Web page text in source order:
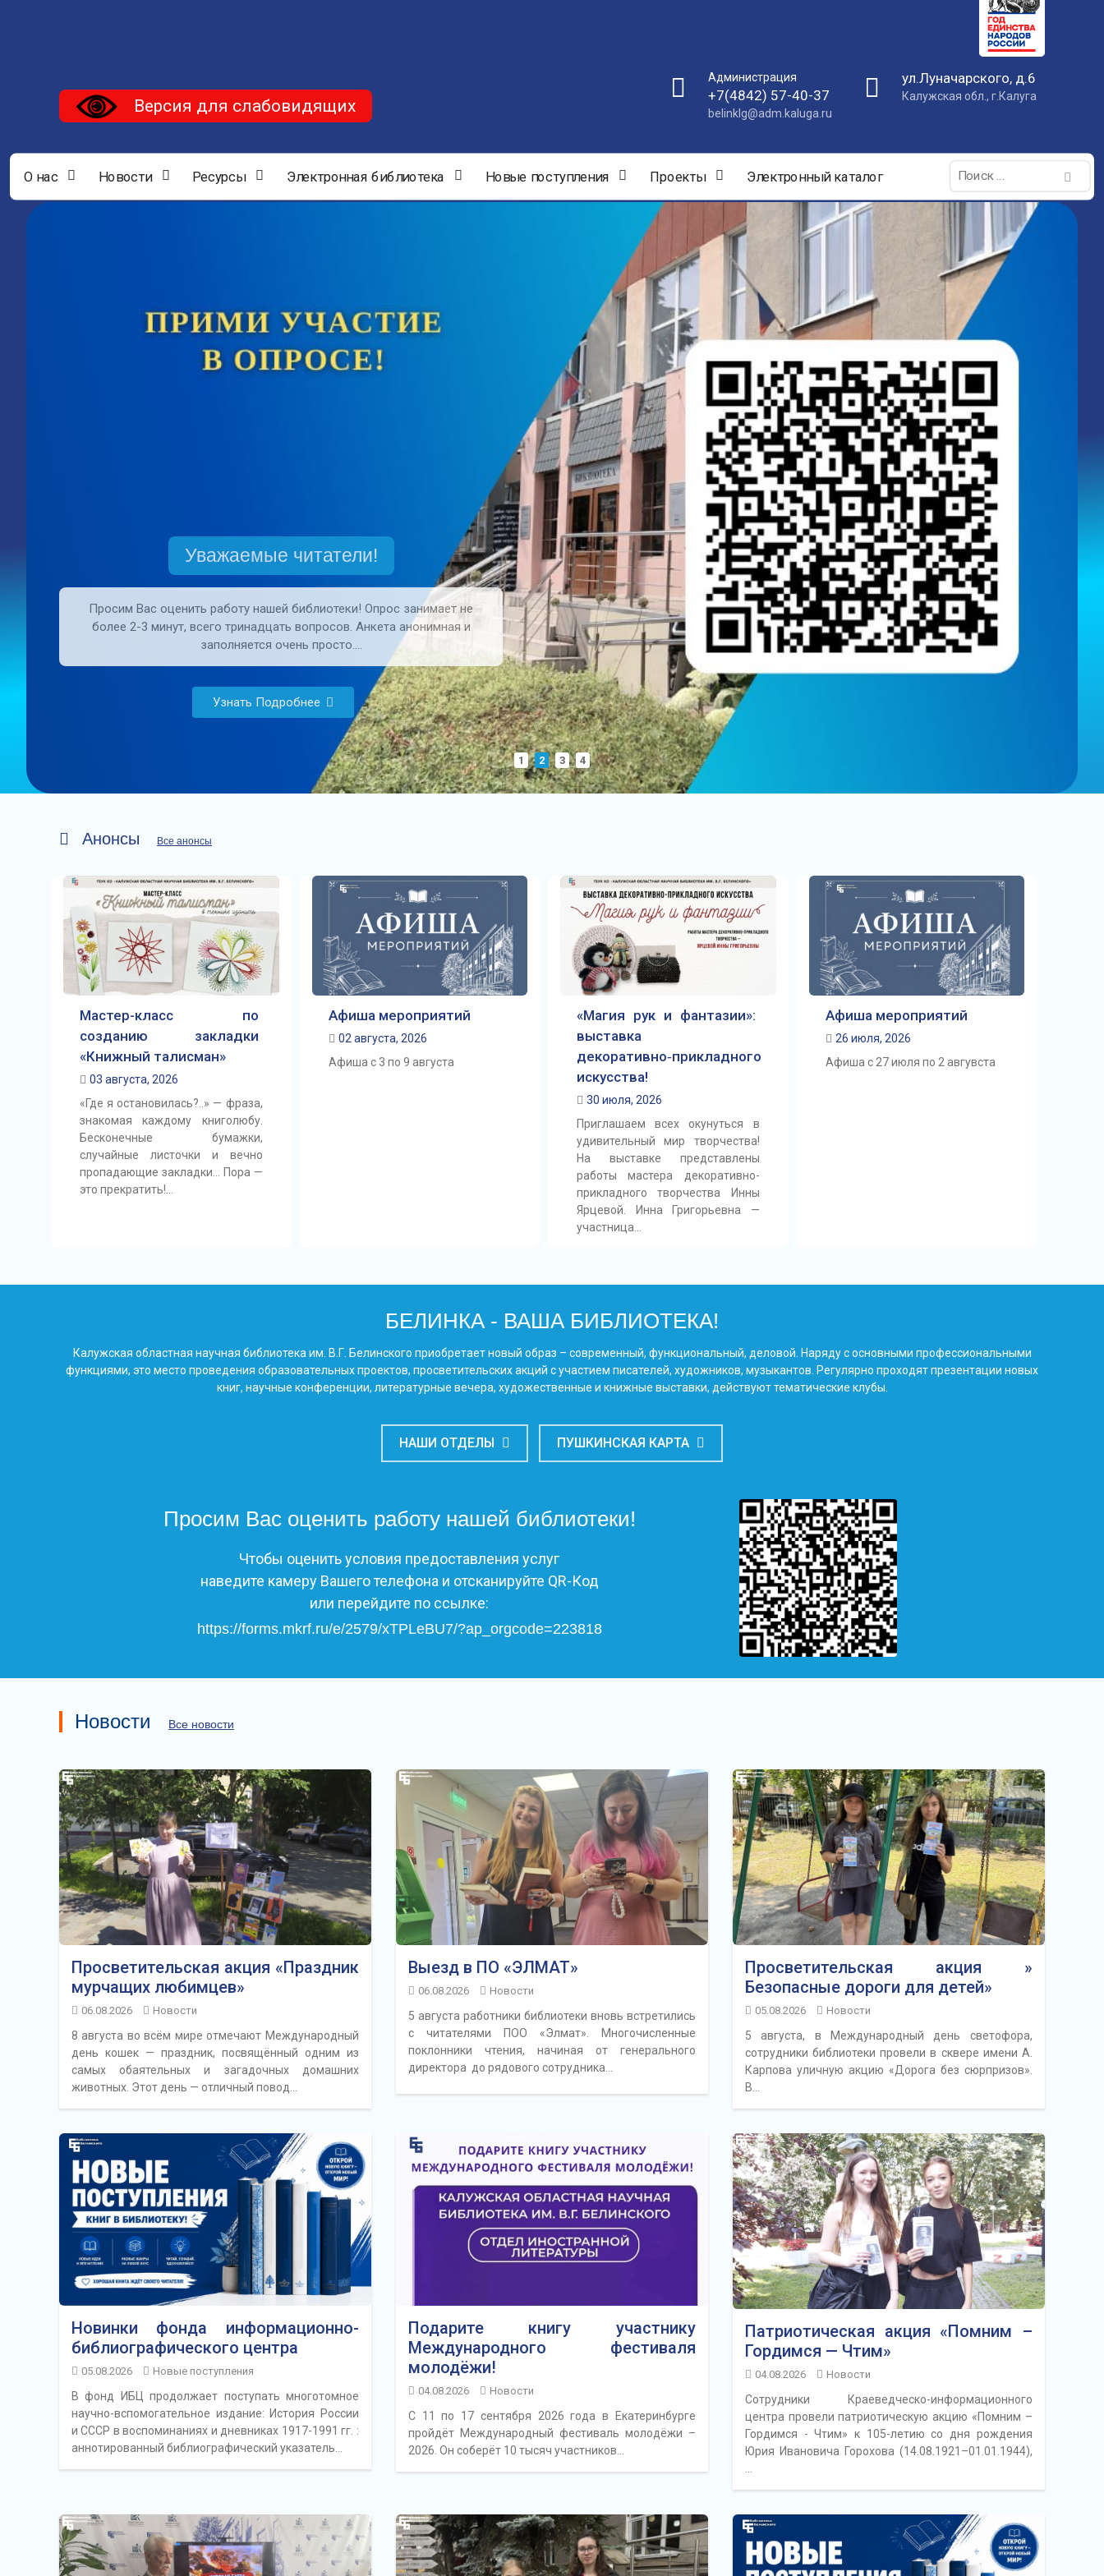
Администрация
+7(4842) 57-40-37
belinklg@adm.kaluga.ru
ул.Луначарского, д.6
Калужская обл., г.Калуга
Версия для слабовидящих
О нас Новости Ресурсы Электронная библиотека Новые поступления Проекты Электронный каталог
Поиск:
1 2 3 4
Уважаемые читатели!
Просим Вас оценить работу нашей библиотеки! Опрос занимает не
более 2-3 минут, всего тринадцать вопросов. Анкета анонимная и
заполняется очень просто.…
Узнать Подробнее
Анонсы Все анонсы
Мастер-класс по
созданию закладки
«Книжный талисман»
03 августа, 2026
«Где я остановилась?..» — фраза,
знакомая каждому книголюбу.
Бесконечные бумажки,
случайные листочки и вечно
пропадающие закладки… Пора —
это прекратить!…
Афиша мероприятий
02 августа, 2026
Афиша с 3 по 9 августа
«Магия рук и фантазии»:
выставка
декоративно‑прикладного
искусства!
30 июля, 2026
Приглашаем всех окунуться в
удивительный мир творчества!
На выставке представлены
работы мастера декоративно-
прикладного творчества Инны
Ярцевой. Инна Григорьевна —
участница…
Афиша мероприятий
26 июля, 2026
Афиша с 27 июля по 2 авгувста
БЕЛИНКА - ВАША БИБЛИОТЕКА!
Калужская областная научная библиотека им. В.Г. Белинского приобретает новый образ – современный, функциональный, деловой. Наряду с основными профессиональными
функциями, это место проведения образовательных проектов, просветительских акций с участием писателей, художников, музыкантов. Регулярно проходят презентации новых
книг, научные конференции, литературные вечера, художественные и книжные выставки, действуют тематические клубы.
НАШИ ОТДЕЛЫ ПУШКИНСКАЯ КАРТА
Просим Вас оценить работу нашей библиотеки!
Чтобы оценить условия предоставления услуг
наведите камеру Вашего телефона и отсканируйте QR-Код
или перейдите по ссылке:
https://forms.mkrf.ru/e/2579/xTPLeBU7/?ap_orgcode=223818
Новости Все новости
Просветительская акция «Праздник
мурчащих любимцев»
06.08.2026 Новости
8 августа во всём мире отмечают Международный
день кошек — праздник, посвящённый одним из
самых обаятельных и загадочных домашних
животных. Этот день — отличный повод…
Выезд в ПО «ЭЛМАТ»
06.08.2026 Новости
5 августа работники библиотеки вновь встретились
с читателями ПОО «Элмат». Многочисленные
поклонники чтения, начиная от генерального
директора до рядового сотрудника…
Просветительская акция »
Безопасные дороги для детей»
05.08.2026 Новости
5 августа, в Международный день светофора,
сотрудники библиотеки провели в сквере имени А.
Карпова уличную акцию «Дорога без сюрпризов».
В…
Новинки фонда информационно-
библиографического центра
05.08.2026 Новые поступления
В фонд ИБЦ продолжает поступать многотомное
научно-вспомогательное издание: История России
и СССР в воспоминаниях и дневниках 1917-1991 гг. :
аннотированный библиографический указатель…
Подарите книгу участнику
Международного фестиваля
молодёжи!
04.08.2026 Новости
С 11 по 17 сентября 2026 года в Екатеринбурге
пройдёт Международный фестиваль молодёжи –
2026. Он соберёт 10 тысяч участников…
Патриотическая акция «Помним –
Гордимся — Чтим»
04.08.2026 Новости
Сотрудники Краеведческо-информационного
центра провели патриотическую акцию «Помним –
Гордимся - Чтим» к 105-летию со дня рождения
Юрия Ивановича Горохова (14.08.1921–01.01.1944),